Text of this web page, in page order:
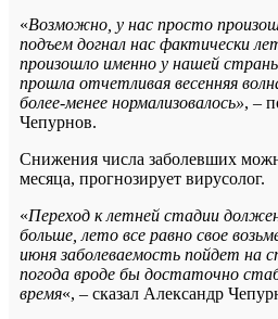
«Возможно, у нас просто
подъем догнал нас фактически
произошло именно у нашей
прошла отчетливая весенняя
более-менее нормализовалось», –
Чепурнов.
Снижения числа заболевших
месяца, прогнозирует вирусолог.
«Переход к летней стадии
больше, лето все равно свое
июня заболеваемость пойдет на
погода вроде бы достаточно
время«, – сказал Александр